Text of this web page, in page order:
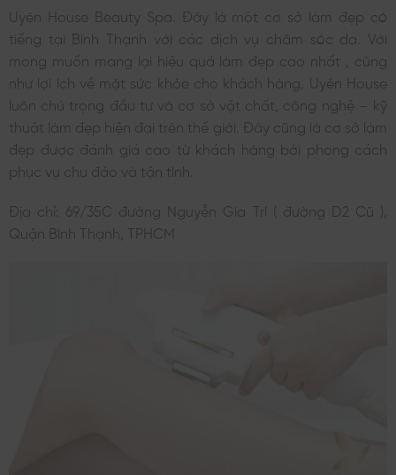
Uyên House Beauty Spa. Đây là một cơ sở làm đẹp có
tiếng tại Bình Thạnh với các dịch vụ chăm sóc da. Với
mong muốn mang lại hiệu quả làm đẹp cao nhất , cũng
như lợi ích về mặt sức khỏe cho khách hàng, Uyên House
luôn chú trọng đầu tư và cơ sở vật chất, công nghệ – kỹ
thuật làm đẹp hiện đại trên thế giới. Đây cũng là cơ sở làm
đẹp được đánh giá cao từ khách hàng bởi phong cách
phục vụ chu đáo và tận tình.
Địa chỉ: 69/35C đường Nguyễn Gia Trí ( đường D2 Cũ ),
Quận Bình Thạnh, TPHCM